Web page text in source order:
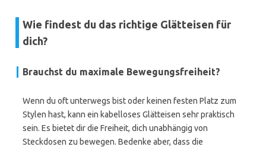
Wie findest du das richtige Glätteisen für
dich?
Brauchst du maximale Bewegungsfreiheit?
Wenn du oft unterwegs bist oder keinen festen Platz zum
Stylen hast, kann ein kabelloses Glätteisen sehr praktisch
sein. Es bietet dir die Freiheit, dich unabhängig von
Steckdosen zu bewegen. Bedenke aber, dass die